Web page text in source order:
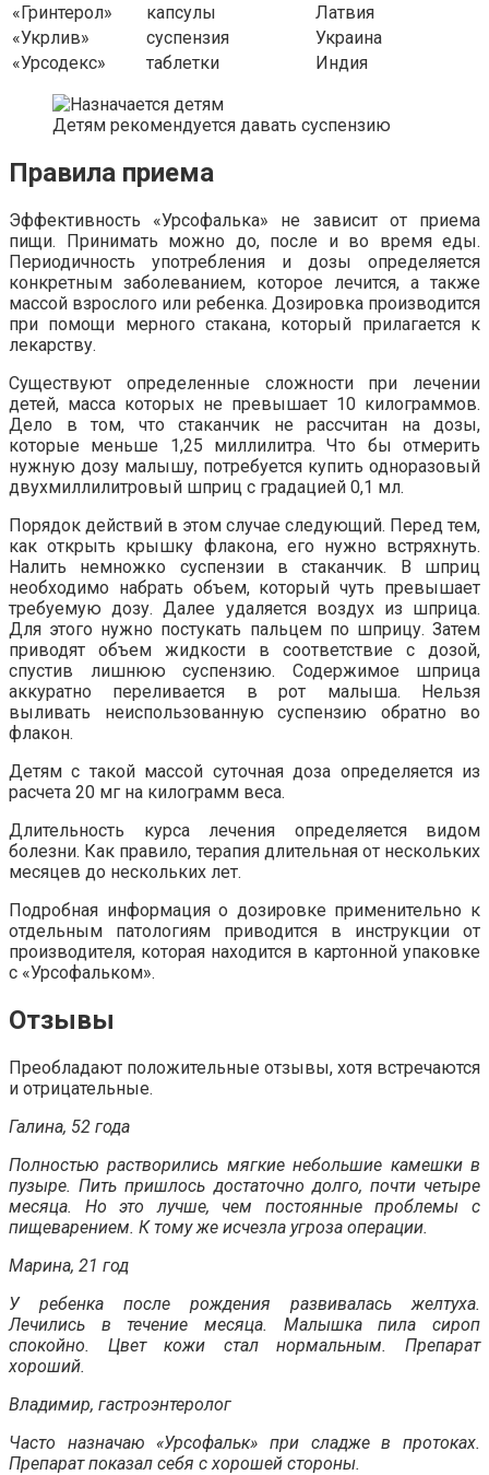
«Гринтерол»
капсулы
Латвия
«Укрлив»
суспензия
Украина
«Урсодекс»
таблетки Индия
Детям рекомендуется давать суспензию
Правила приема
Эффективность «Урсофалька» не зависит от приема
пищи. Принимать можно до, после и во время еды.
Периодичность употребления и дозы определяется
конкретным заболеванием, которое лечится, а также
массой взрослого или ребенка. Дозировка производится
при помощи мерного стакана, который прилагается к
лекарству.
Существуют определенные сложности при лечении
детей, масса которых не превышает 10 килограммов.
Дело в том, что стаканчик не рассчитан на дозы,
которые меньше 1,25 миллилитра. Что бы отмерить
нужную дозу малышу, потребуется купить одноразовый
двухмиллилитровый шприц с градацией 0,1 мл.
Порядок действий в этом случае следующий. Перед тем,
как открыть крышку флакона, его нужно встряхнуть.
Налить немножко суспензии в стаканчик. В шприц
необходимо набрать объем, который чуть превышает
требуемую дозу. Далее удаляется воздух из шприца.
Для этого нужно постукать пальцем по шприцу. Затем
приводят объем жидкости в соответствие с дозой,
спустив лишнюю суспензию. Содержимое шприца
аккуратно переливается в рот малыша. Нельзя
выливать неиспользованную суспензию обратно во
флакон.
Детям с такой массой суточная доза определяется из
расчета 20 мг на килограмм веса.
Длительность курса лечения определяется видом
болезни. Как правило, терапия длительная от нескольких
месяцев до нескольких лет.
Подробная информация о дозировке применительно к
отдельным патологиям приводится в инструкции от
производителя, которая находится в картонной упаковке
с «Урсофальком».
Отзывы
Преобладают положительные отзывы, хотя встречаются
и отрицательные.
Галина, 52 года
Полностью растворились мягкие небольшие камешки в
пузыре. Пить пришлось достаточно долго, почти четыре
месяца. Но это лучше, чем постоянные проблемы с
пищеварением. К тому же исчезла угроза операции.
Марина, 21 год
У ребенка после рождения развивалась желтуха.
Лечились в течение месяца. Малышка пила сироп
спокойно. Цвет кожи стал нормальным. Препарат
хороший.
Владимир, гастроэнтеролог
Часто назначаю «Урсофальк» при сладже в протоках.
Препарат показал себя с хорошей стороны.